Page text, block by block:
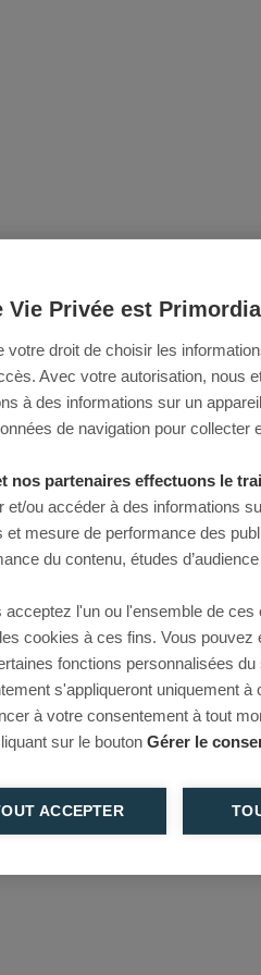
Vie Privée est
votre droit de choisir les
Avec votre autorisation, nous
à des informations sur un
de navigation pour collecter
nos partenaires effectuons le
et/ou accéder à des informations
et mesure de performance des
du contenu, études
acceptez l'un ou l'ensemble de
cookies à ces fins. Vous
fonctions personnalisées
s'appliqueront uniquement
à votre consentement à tout
sur le bouton Gérer le
ACCEPTER
This
Reload to try
Reload